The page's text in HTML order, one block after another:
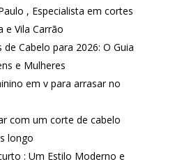
, Especialista em cortes
e Vila Carrão
Cabelo para 2026: O Guia
e Mulheres
em v para arrasar no
com um corte de cabelo
longo
: Um Estilo Moderno e